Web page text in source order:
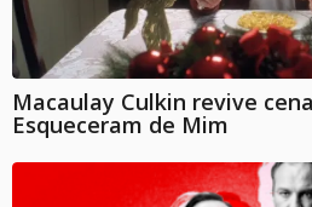
Macaulay Culkin revive
Esqueceram de Mim